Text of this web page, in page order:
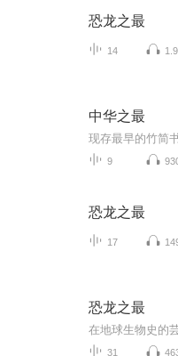
恐龙之最
14
中华之最
9
恐龙之最
17
恐龙之最
31